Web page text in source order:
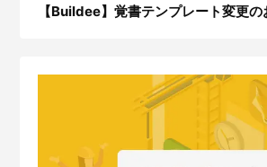
【Buildee】覚書テンプレート変更